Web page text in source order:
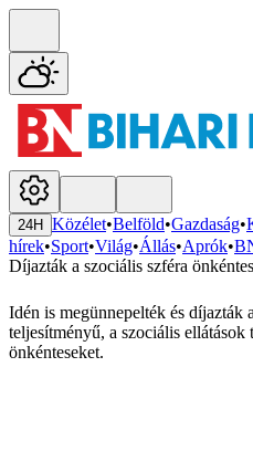
24H Közélet•Belföld•Gazdaság•
hírek•Sport•Világ•Állás•Aprók•
Díjazták a szociális szféra
Idén is megünnepelték és
teljesítményű, a szociális ellátások
önkénteseket.